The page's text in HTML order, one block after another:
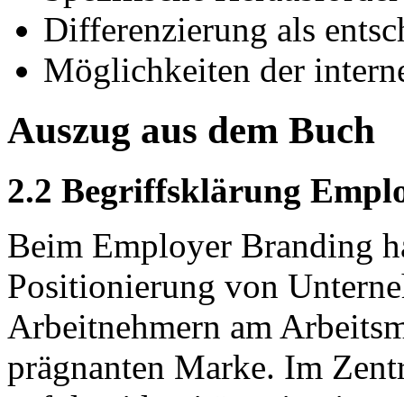
Differenzierung als
Möglichkeiten der
Auszug aus dem Buch
2.2 Begriffsklärung
Beim Employer Branding
Positionierung von
Arbeitnehmern am
prägnanten Marke. Im